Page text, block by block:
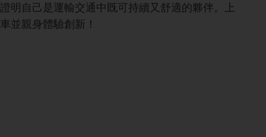
證明自己是運輸交通中既可持續又舒適的夥伴。上
車並親身體驗創新！